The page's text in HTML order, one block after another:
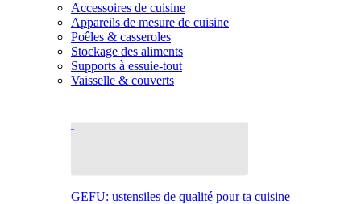
Accessoires de cuisine
Appareils de mesure de cuisine
Poêles & casseroles
Stockage des aliments
Supports à essuie-tout
Vaisselle & couverts
GEFU: ustensiles de qualité pour ta cuisine